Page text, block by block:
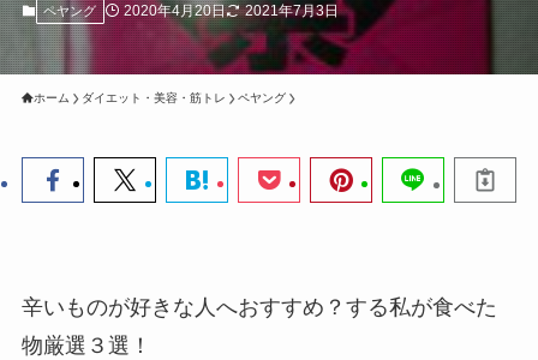
ペヤング 2020年4月20日 2021年7月3日
ホーム ダイエット・美容・筋トレ ペヤング
辛いものが好きな人へおすすめ？する私が食べた
物厳選３選！